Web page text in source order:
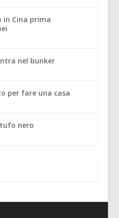
in Cina prima
nel bunker
per fare una casa
nero